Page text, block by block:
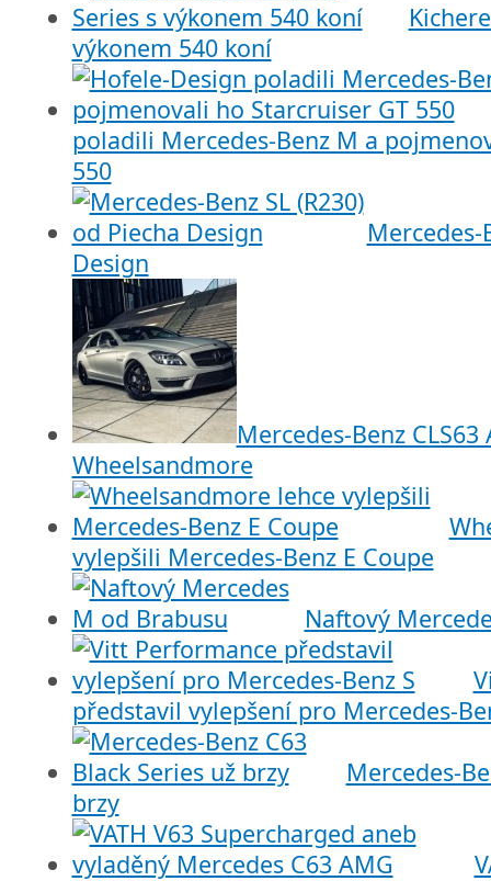
výkonem 540 koní
poladili Mercedes-Benz M a
550
Mercedes-
Design
Mercedes-Benz
Wheelsandmore
vylepšili Mercedes-Benz E Coupe
Naftový
představil vylepšení pro Mercedes-
Mercedes-
brzy